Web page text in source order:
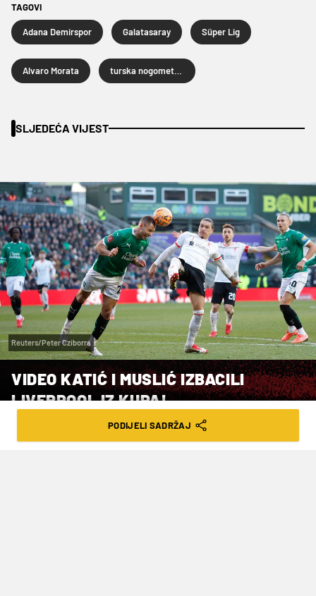
TAGOVI
Adana Demirspor Galatasaray Süper Lig
Alvaro Morata
SLJEDEĆA VIJEST
Reuters/Peter Cziborra
VIDEO KATIĆ I MUSLIĆ IZBACILI
LIVERPOOL IZ KUPA!
PODIJELI SADRŽAJ